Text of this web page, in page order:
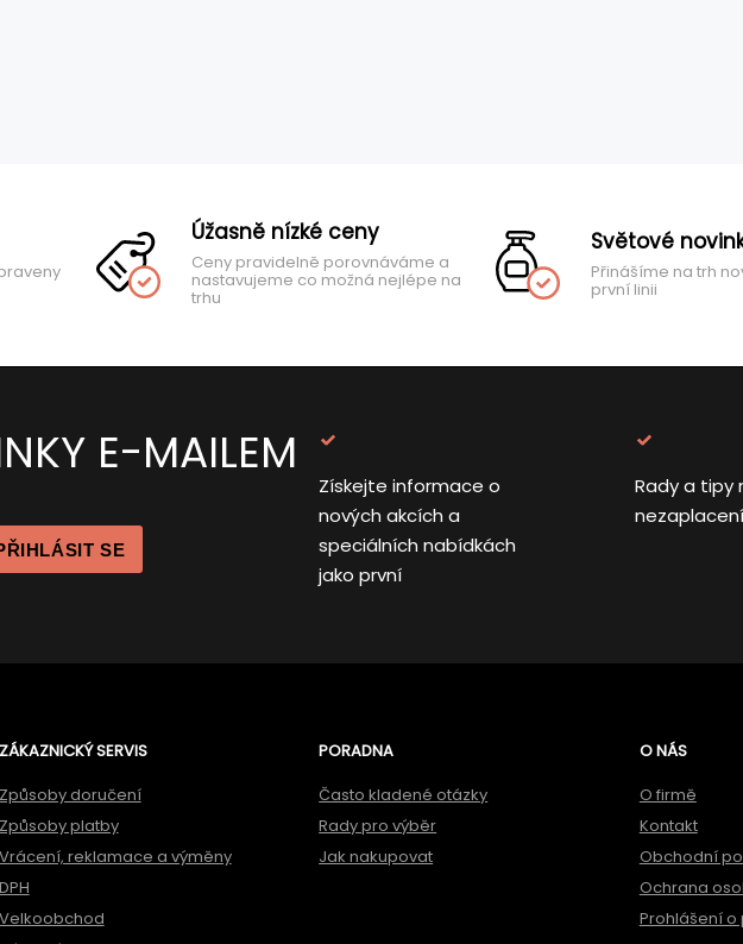
Úžasně nízké ceny
Ceny pravidelně porovnáváme a
nastavujeme co možná nejlépe na
trhu
Světové
Přinášíme na trh
první linii
E-MAILEM
SE
Získejte informace o
nových akcích a
speciálních nabídkách
jako první
Rady a tipy
ZÁKAZNICKÝ SERVIS
Způsoby doručení
Způsoby platby
Vrácení, reklamace a výměny
DPH
Velkoobchod
PORADNA
Často kladené otázky
Rady pro výběr
Jak nakupovat
O NÁS
O firmě
Kontakt
Obchodní
Ochrana
Prohlášení o